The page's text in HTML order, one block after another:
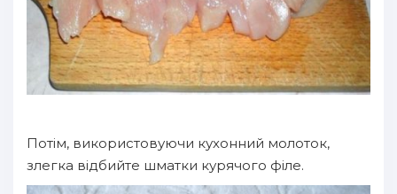
Потім, використовуючи кухонний молоток,
злегка відбийте шматки курячого філе.